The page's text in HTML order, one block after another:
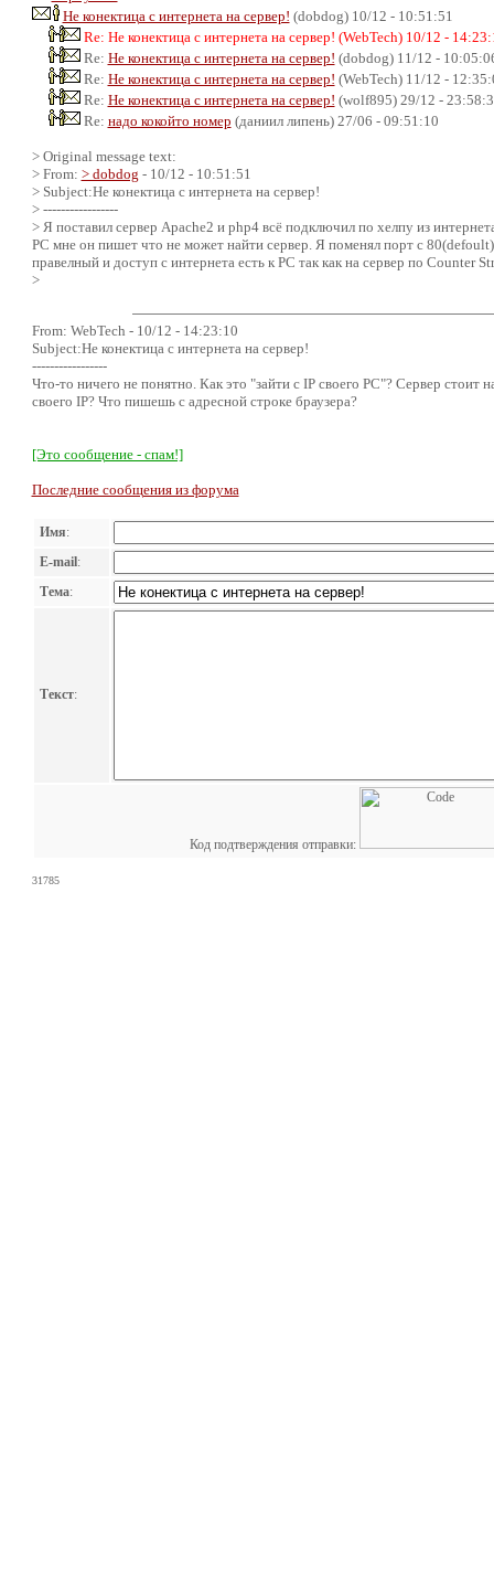
Не конектица с интернета на сервер! (dobdog) 10/12 - 10:51:51
Re: Не конектица с интернета на сервер! (WebTech) 10/12 -
Re: Не конектица с интернета на сервер! (dobdog) 11/12 -
Re: Не конектица с интернета на сервер! (WebTech) 11/12 -
Re: Не конектица с интернета на сервер! (wolf895) 29/12 -
Re: надо кокойто номер (даниил липень) 27/06 - 09:51:10
> Original message text:
> From: > dobdog - 10/12 - 10:51:51
> Subject:Не конектица с интернета на сервер!
> -----------------
> Я поставил сервер Аpache2 и php4 всё подключил по хелпу из
PC мне он пишет что не может найти сервер. Я поменял порт с
правелный и доступ с интернета есть к PC так как на сервер по Counter
>
From: WebTech - 10/12 - 14:23:10
Subject:Не конектица с интернета на сервер!
-----------------
Что-то ничего не понятно. Как это "зайти с IP своего PC"? Сервер стоит
своего IP? Что пишешь с адресной строке браузера?
[Это сообщение - спам!]
Последние сообщения из форума
Имя:
E-mail:
Тема:
Текст:
Код подтверждения отправки:
31785